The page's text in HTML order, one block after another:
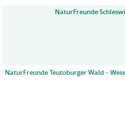
NaturFreunde
NaturFreunde Teutoburger Wald –